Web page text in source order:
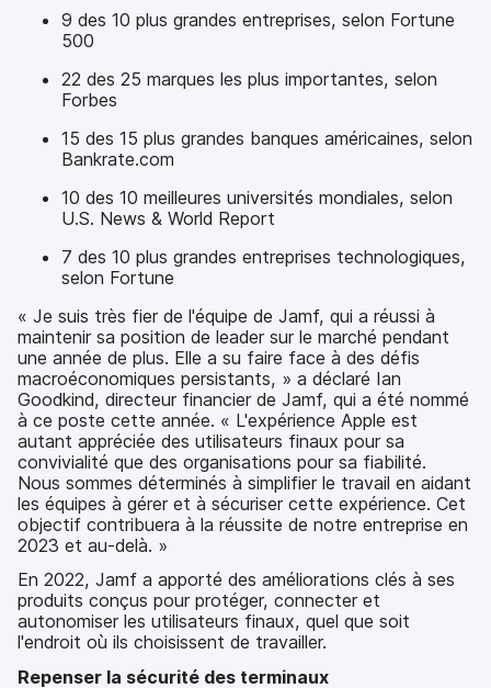
9 des 10 plus grandes entreprises, selon Fortune
500
22 des 25 marques les plus importantes, selon
Forbes
15 des 15 plus grandes banques américaines, selon
Bankrate.com
10 des 10 meilleures universités mondiales, selon
U.S. News & World Report
7 des 10 plus grandes entreprises technologiques,
selon Fortune
« Je suis très fier de l'équipe de Jamf, qui a réussi à
maintenir sa position de leader sur le marché pendant
une année de plus. Elle a su faire face à des défis
macroéconomiques persistants, » a déclaré Ian
Goodkind, directeur financier de Jamf, qui a été nommé
à ce poste cette année. « L'expérience Apple est
autant appréciée des utilisateurs finaux pour sa
convivialité que des organisations pour sa fiabilité.
Nous sommes déterminés à simplifier le travail en aidant
les équipes à gérer et à sécuriser cette expérience. Cet
objectif contribuera à la réussite de notre entreprise en
2023 et au-delà. »
En 2022, Jamf a apporté des améliorations clés à ses
produits conçus pour protéger, connecter et
autonomiser les utilisateurs finaux, quel que soit
l'endroit où ils choisissent de travailler.
Repenser la sécurité des terminaux